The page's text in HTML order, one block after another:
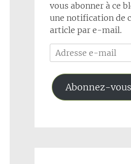
vous abonner à ce
une notification de
article par e-mail.
Adresse
e-
mail
Abonnez-vous